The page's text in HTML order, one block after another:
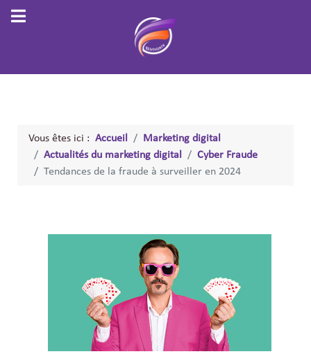
Vous êtes ici : Accueil
Marketing digital
Actualités du marketing digital
Cyber Fraude
Tendances de la fraude à surveiller en 2024